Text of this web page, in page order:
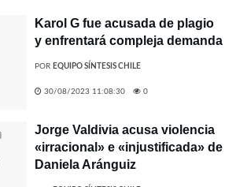
Karol G fue acusada de plagio
y enfrentará compleja demanda
POR EQUIPO SÍNTESIS CHILE
30/08/2023 11:08:30 0
Jorge Valdivia acusa violencia
«irracional» e «injustificada» de
Daniela Aránguiz